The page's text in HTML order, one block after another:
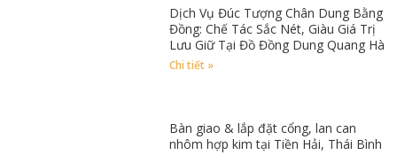
Dịch Vụ Đúc Tượng Chân Dung Bằng
Đồng: Chế Tác Sắc Nét, Giàu Giá Trị
Lưu Giữ Tại Đồ Đồng Dung Quang Hà
Chi tiết »
Bàn giao & lắp đặt cổng, lan can
nhôm hợp kim tại Tiền Hải, Thái Bình